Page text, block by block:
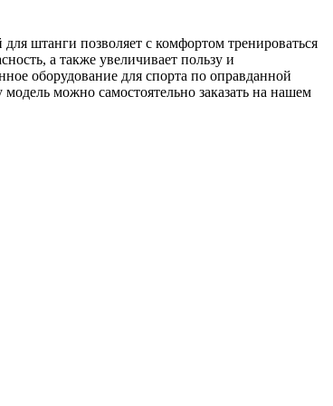
штанги позволяет с комфортом тренироваться
а также увеличивает пользу и
оборудование для спорта по оправданной
можно самостоятельно заказать на нашем